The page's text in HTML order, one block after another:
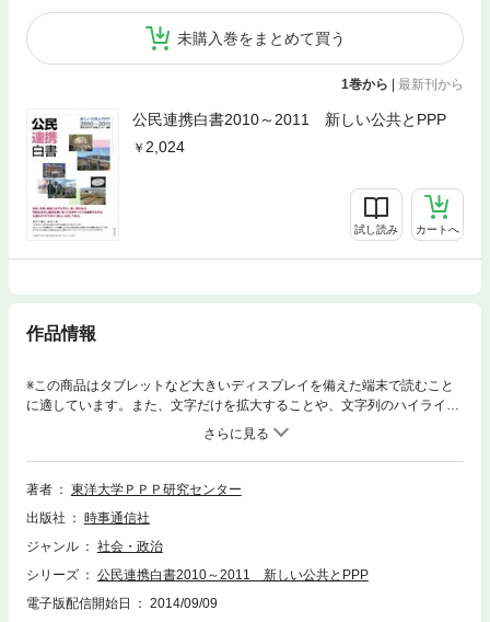
未購入巻をまとめて買う
1巻から | 最新刊から
公民連携白書2010～2011 新しい公共とPPP
2,024
試し読み カートへ
作品情報
※この商品はタブレットなど大きいディスプレイを備えた端末で読むこと
に適しています。また、文字だけを拡大することや、文字列のハイライ
ト、検索、辞書の参照、引用などの機能が使用できません。政府、市場、
地域にはそれぞれ一長一短がある。特技を生かし弱点を補い合って公共サ
ービスを確保するのが、広義のPPPであり「新しい公共」である。自治
体、企業、NPOなどすべての公民連携関係者必携の書。
著者
東洋大学ＰＰＰ研究センター
出版社
時事通信社
ジャンル
社会・政治
シリーズ
公民連携白書2010～2011 新しい公共とPPP
電子版配信開始日
2014/09/09